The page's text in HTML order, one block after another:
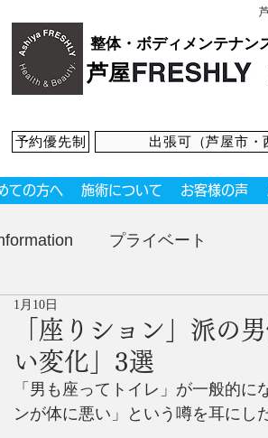
整体・ボディメンテナン
芦屋
予約優先制 出張可（芦屋市・
ての方へ 施術について お客様の声
プライベート
「座りション」派の
い変化」3選
1月10日
「男も座ってトイレ」が一般的
ンが体に悪い」という噂を耳にし